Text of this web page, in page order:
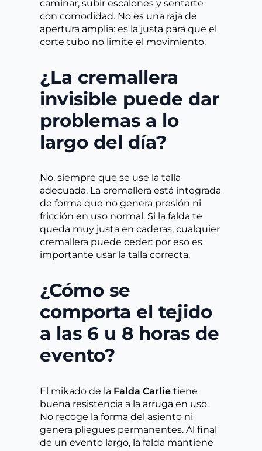
caminar, subir escalones y sentarte
con comodidad. No es una raja de
apertura amplia: es la justa para que el
corte tubo no limite el movimiento.
¿La cremallera
invisible puede dar
problemas a lo
largo del día?
No, siempre que se use la talla
adecuada. La cremallera está integrada
de forma que no genera presión ni
fricción en uso normal. Si la falda te
queda muy justa en caderas, cualquier
cremallera puede ceder: por eso es
importante usar la talla correcta.
¿Cómo se
comporta el tejido
a las 6 u 8 horas de
evento?
El mikado de la Falda Carlie tiene
buena resistencia a la arruga en uso.
No recoge la forma del asiento ni
genera pliegues permanentes. Al final
de un evento largo, la falda mantiene